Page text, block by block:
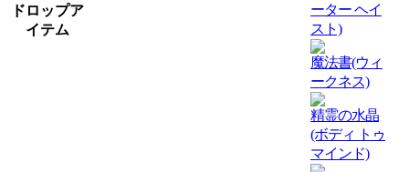
ドロップア
イテム
ーター ヘイ
スト)
魔法書(ウィ
ークネス)
精霊の水晶
(ボディ トゥ
マインド)